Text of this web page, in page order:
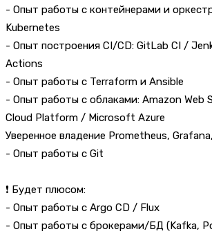
- Опыт работы с контейнерами и
Kubernetes
- Опыт построения CI/CD: GitLab CI /
Actions
- Опыт работы с Terraform и Ansible
- Опыт работы с облаками: Amazon Web
Cloud Platform / Microsoft Azure
Уверенное владение Prometheus,
- Опыт работы с Git
❗ Будет плюсом:
- Опыт работы с Argo CD / Flux
- Опыт работы с брокерами/БД (Kafka,